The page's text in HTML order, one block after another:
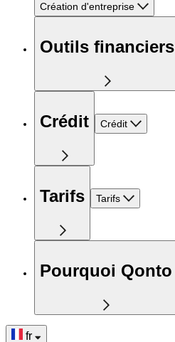
Création d'entreprise
Outils financiers
Crédit Crédit
Tarifs Tarifs
Pourquoi Qonto
fr